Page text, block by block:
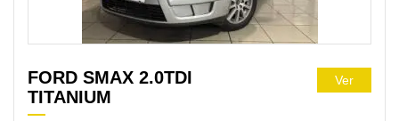
FORD SMAX 2.0TDI
TITANIUM
Ver